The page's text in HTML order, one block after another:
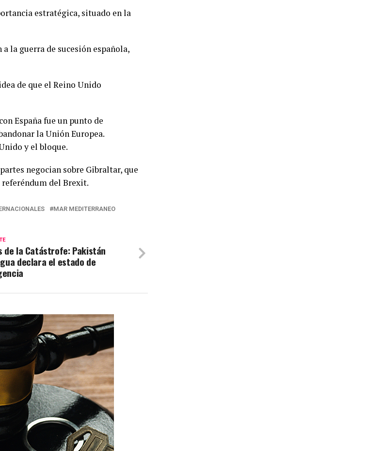
estratégica, situado en la
la guerra de sucesión española,
de que el Reino Unido
España fue un punto de
la Unión Europea.
y el bloque.
negocian sobre Gibraltar, que
del Brexit.
MAR MEDITERRANEO
de la Catástrofe: Pakistán
declara el estado de